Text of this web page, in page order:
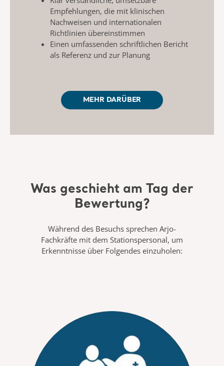
Empfehlungen, die mit klinischen
Nachweisen und internationalen
Richtlinien übereinstimmen
Einen umfassenden schriftlichen Bericht
als Referenz und zur Planung
MEHR DARÜBER
Was geschieht am Tag der
Bewertung?
Während des Besuchs sprechen Arjo-
Fachkräfte mit dem Stationspersonal, um
Erkenntnisse über Folgendes einzuholen: